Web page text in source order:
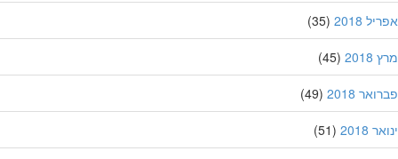
2018
(35)
(45)
2018
(49)
2018
(51)